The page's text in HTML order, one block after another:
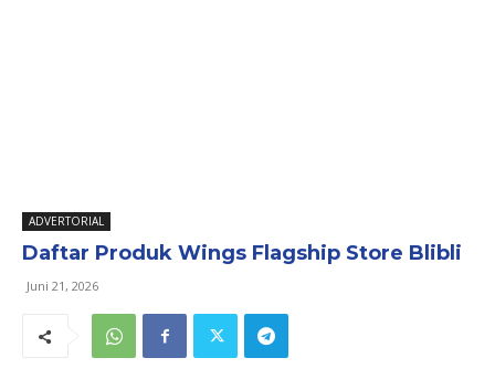
ADVERTORIAL
Daftar Produk Wings Flagship Store Blibli
Juni 21, 2026